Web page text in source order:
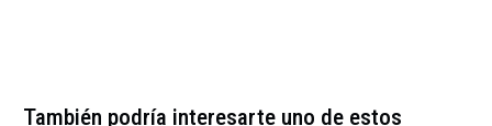
También podría interesarte uno de estos